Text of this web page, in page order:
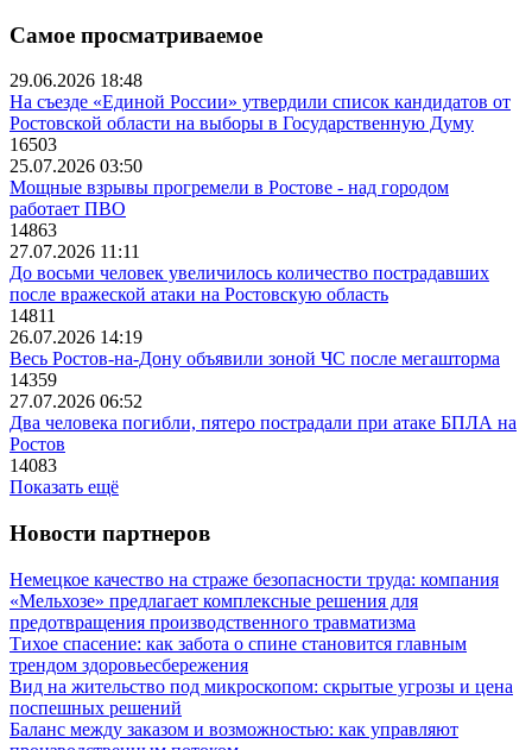
Самое просматриваемое
29.06.2026 18:48
На съезде «Единой России» утвердили список кандидатов от
Ростовской области на выборы в Государственную Думу
16503
25.07.2026 03:50
Мощные взрывы прогремели в Ростове - над городом
работает ПВО
14863
27.07.2026 11:11
До восьми человек увеличилось количество пострадавших
после вражеской атаки на Ростовскую область
14811
26.07.2026 14:19
Весь Ростов-на-Дону объявили зоной ЧС после мегашторма
14359
27.07.2026 06:52
Два человека погибли, пятеро пострадали при атаке БПЛА на
Ростов
14083
Показать ещё
Новости партнеров
Немецкое качество на страже безопасности труда: компания
«Мельхозе» предлагает комплексные решения для
предотвращения производственного травматизма
Тихое спасение: как забота о спине становится главным
трендом здоровьесбережения
Вид на жительство под микроскопом: скрытые угрозы и цена
поспешных решений
Баланс между заказом и возможностью: как управляют